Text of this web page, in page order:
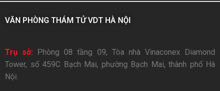
VĂN PHÒNG THÁM TỬ VDT HÀ NỘI
Trụ sở: Phòng 08 tầng 09, Tòa nhà Vinaconex Diamond
Tower, số 459C Bạch Mai, phường Bạch Mai, thành phố Hà
Nội.